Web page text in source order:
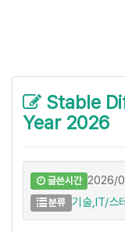
Stable
Year 2026
글쓴시간 2026/
분류 기술,IT/스